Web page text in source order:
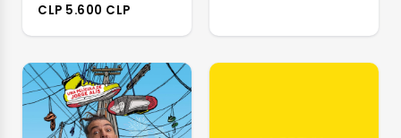
CLP 5.600 CLP